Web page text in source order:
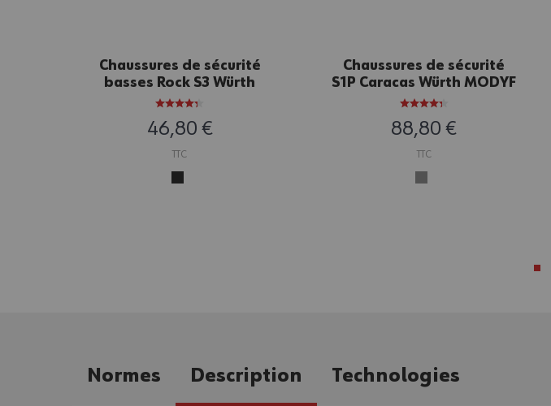
Chaussures de sécurité
basses Rock S3 Würth
MODYF
46,80 €
TTC
Chaussures de sécurité
S1P Caracas Würth MODYF
anthracite
88,80 €
TTC
Normes Description Technologies